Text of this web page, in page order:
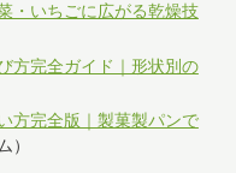
・いちごに広がる乾燥技
方完全ガイド｜形状別の
方完全版｜製菓製パンで
）